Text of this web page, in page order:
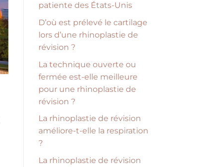
patiente des États-Unis
D’où est prélevé le cartilage
lors d’une rhinoplastie de
révision ?
La technique ouverte ou
fermée est-elle meilleure
pour une rhinoplastie de
révision ?
La rhinoplastie de révision
améliore-t-elle la respiration
?
La rhinoplastie de révision